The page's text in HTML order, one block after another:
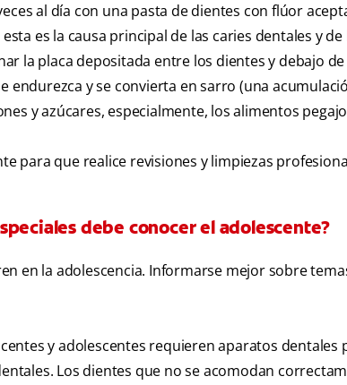
al día con una pasta de dientes con flúor
es la causa principal de las caries dentales y
la placa depositada entre los dientes y debajo de
endurezca y se convierta en sarro (una
y azúcares, especialmente, los alimentos
para que realice revisiones y limpiezas
debe conocer el adolescente?
en la adolescencia. Informarse mejor sobre
y adolescentes requieren aparatos
Los dientes que no se acomodan